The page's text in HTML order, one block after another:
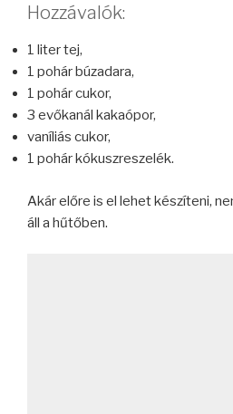
Hozzávalók:
1 liter tej,
1 pohár búzadara,
1 pohár cukor,
3 evőkanál kakaópor,
vaníliás cukor,
1 pohár kókuszreszelék.
Akár előre is el lehet készíteni,
áll a hűtőben.